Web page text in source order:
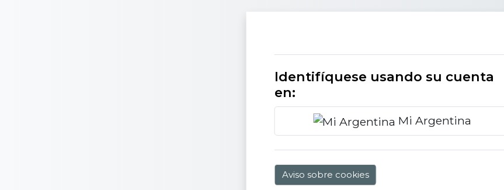
Identifíquese usando su cuenta
en:
Mi Argentina
Aviso sobre cookies